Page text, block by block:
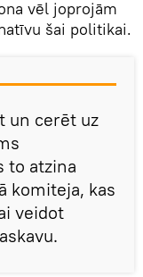
vēl joprojām
šai politikai.
un cerēt uz
to atzina
komiteja, kas
veidot